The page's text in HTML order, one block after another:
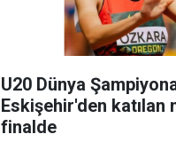
U20 Dünya
Eskişehir'den katılan
finalde